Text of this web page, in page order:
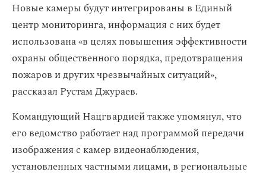
Новые камеры будут интегрированы в Единый
центр мониторинга, информация с них будет
использована «в целях повышения эффективности
охраны общественного порядка, предотвращения
пожаров и других чрезвычайных ситуаций»,
рассказал Рустам Джураев.
Командующий Нацгвардией также упомянул, что
его ведомство работает над программой передачи
изображения с камер видеонаблюдения,
установленных частными лицами, в региональные